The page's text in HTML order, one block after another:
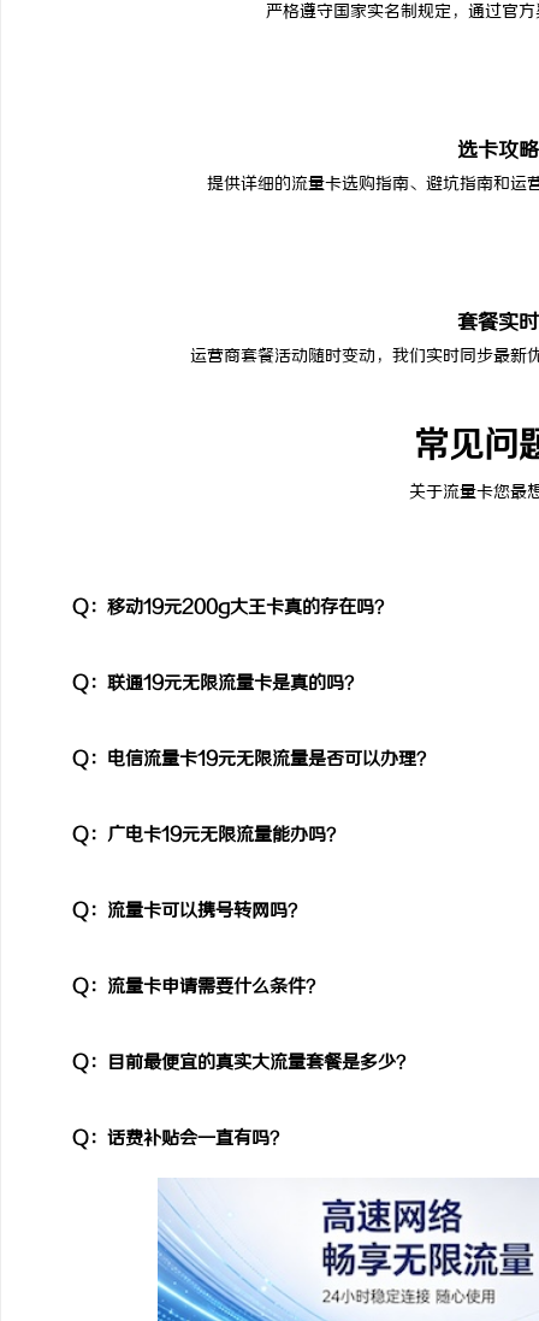
严格遵守国家实名制规定，通过官
选卡攻
提供详细的流量卡选购指南、避坑指南和运
套餐实
运营商套餐活动随时变动，我们实时同步最新
常见问
关于流量卡您最
Q：移动19元200g大王卡真的存在吗？
Q：联通19元无限流量卡是真的吗？
Q：电信流量卡19元无限流量是否可以办理？
Q：广电卡19元无限流量能办吗？
Q：流量卡可以携号转网吗？
Q：流量卡申请需要什么条件？
Q：目前最便宜的真实大流量套餐是多少？
Q：话费补贴会一直有吗？